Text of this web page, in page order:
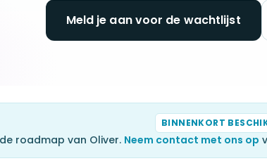
Meld je aan voor de wachtlijst
BINNENKORT
roadmap van Oliver. Neem contact met ons op